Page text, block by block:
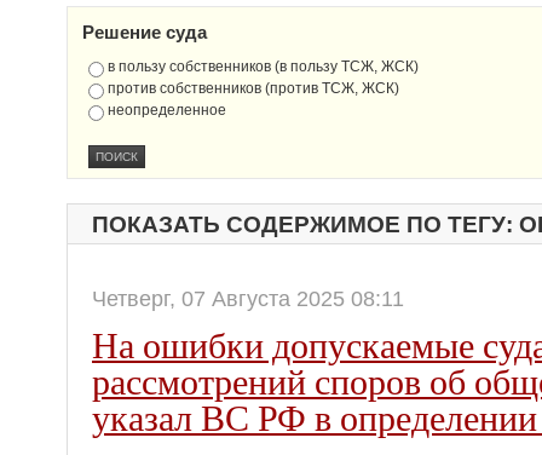
Решение суда
в пользу собственников (в пользу ТСЖ, ЖСК)
против собственников (против ТСЖ, ЖСК)
неопределенное
ПОКАЗАТЬ СОДЕРЖИМОЕ ПО ТЕГУ:
Четверг, 07 Августа 2025 08:11
На ошибки допускаемые
рассмотрений споров об
указал ВС РФ в